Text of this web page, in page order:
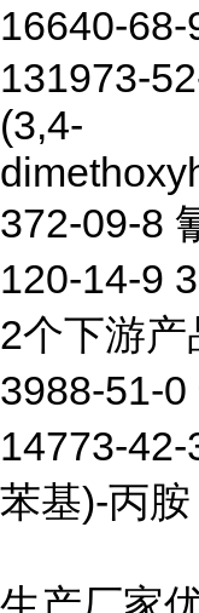
16640-
131973-
(3,4-
372-09-8
120-14-9
2个下游产
3988-51-0
14773-
苯基)-丙胺